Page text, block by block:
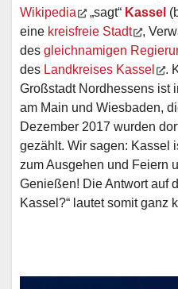
Wikipedia „sagt“ Kassel
eine kreisfreie Stadt
,
des gleichnamigen
des Landkreises Kassel
.
Großstadt Nordhessens ist
am Main und Wiesbaden,
Dezember 2017 wurden
gezählt. Wir sagen: Kassel
zum Ausgehen und Feiern
Genießen! Die Antwort auf
Kassel?“ lautet somit ganz